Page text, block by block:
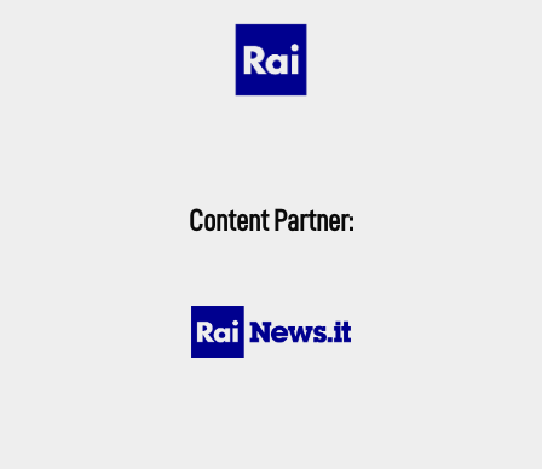
Content Partner: